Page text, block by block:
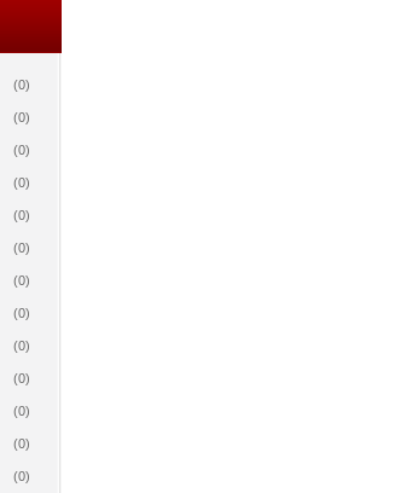
(0)
(0)
(0)
(0)
(0)
(0)
(0)
(0)
(0)
(0)
(0)
(0)
(0)